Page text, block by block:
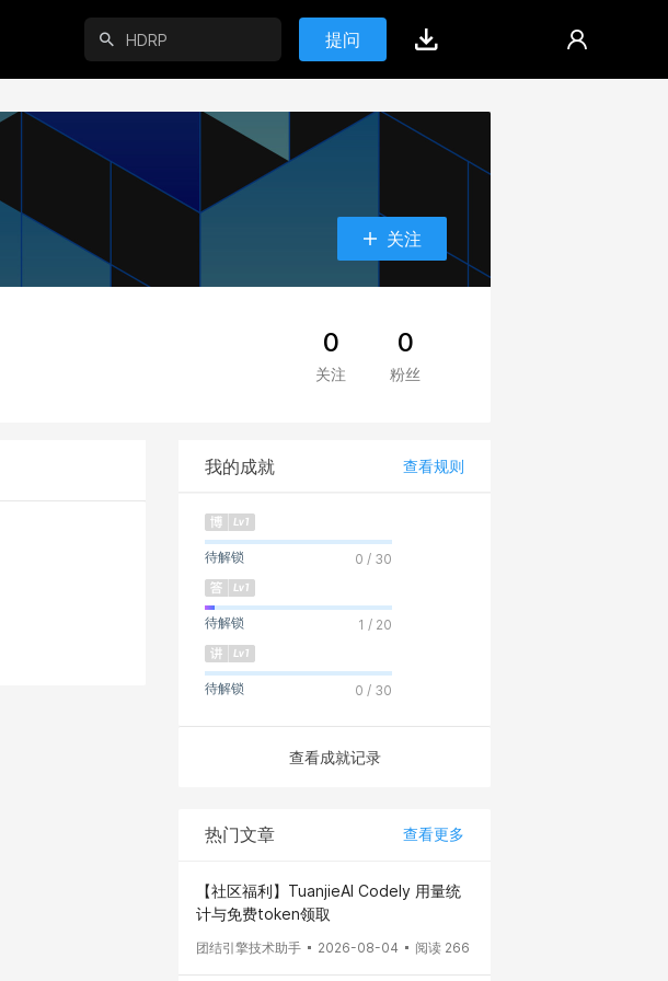
提问
关注
0
关注
0
粉丝
我的成就 查看规则
待解锁 0 / 30
待解锁 1 / 20
待解锁 0 / 30
查看成就记录
热门文章 查看更多
【社区福利】TuanjieAI Codely 用量统
计与免费token领取
团结引擎技术助手 2026-08-04 阅读 266